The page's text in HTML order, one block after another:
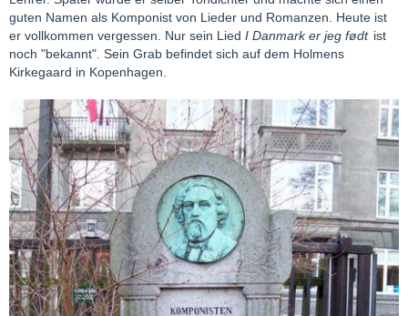
guten Namen als Komponist von Lieder und Romanzen. Heute ist
er vollkommen vergessen. Nur sein Lied I Danmark er jeg født ist
noch "bekannt". Sein Grab befindet sich auf dem Holmens
Kirkegaard in Kopenhagen.